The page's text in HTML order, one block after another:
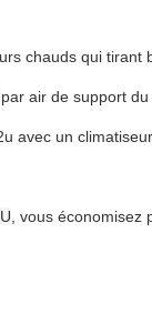
chauds qui
air de support
avec un
, vous